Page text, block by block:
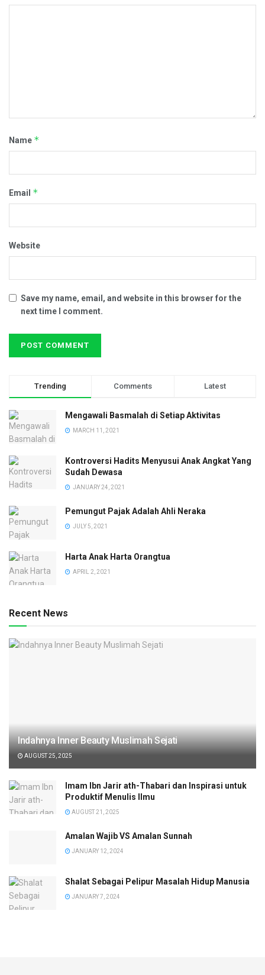
Name *
Email *
Website
Save my name, email, and website in this browser for the
next time I comment.
Trending Comments Latest
Mengawali Basmalah di Setiap Aktivitas
MARCH 11, 2021
Kontroversi Hadits Menyusui Anak Angkat Yang
Sudah Dewasa
JANUARY 24, 2021
Pemungut Pajak Adalah Ahli Neraka
JULY 5, 2021
Harta Anak Harta Orangtua
APRIL 2, 2021
Recent News
Indahnya Inner Beauty Muslimah Sejati
AUGUST 25, 2025
Imam Ibn Jarir ath-Thabari dan Inspirasi untuk
Produktif Menulis Ilmu
AUGUST 21, 2025
Amalan Wajib VS Amalan Sunnah
JANUARY 12, 2024
Shalat Sebagai Pelipur Masalah Hidup Manusia
JANUARY 7, 2024